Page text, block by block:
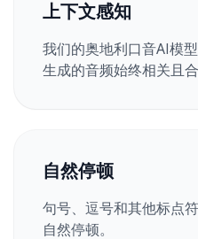
上下文感知
我们的奥地利口音AI模
生成的音频始终相关且合
自然停顿
句号、逗号和其他标点
自然停顿。